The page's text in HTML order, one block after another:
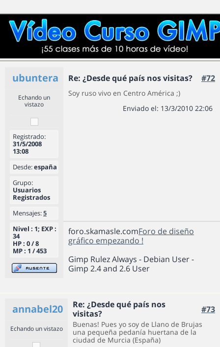
ubuntera Re: ¿Desde qué país nos visitas? #72
Echando un
vistazo
Registrado:
31/5/2008
13:08
Desde:españa
Grupo:
Usuarios
Registrados
Mensajes:5
Nivel : 1; EXP :
34
HP : 0 / 8
MP : 1 / 453
Soy ruso vivo en Centro América ;)
Enviado el: 13/3/2010 22:06
foro.skamasle.comForo de diseño
gráfico empezando !
Gimp Rulez Always - Debian User -
Gimp 2.4 and 2.6 User
annabel20
Re: ¿Desde qué país nos
visitas?
#73
Echando un vistazo
Buenas! Pues yo soy de Llano de Brujas
una pequeña pedanía huertana de la
ciudad de Murcia (España)